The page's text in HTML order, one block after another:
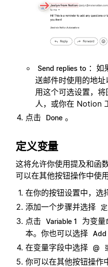
Send replies to ：如
送邮件时使用的地
用这个可选设置，
人，或你在 Notion
点击
Done 。
定义变量
这将允许你使用提及和函
可以在其他按钮操作中使
在你的按钮设置中，选
添加一个步骤并选择
点击
Variable 1
为变量
本。你也可以选择 Add
在变量字段中选择 @
你可以在其他按钮操作